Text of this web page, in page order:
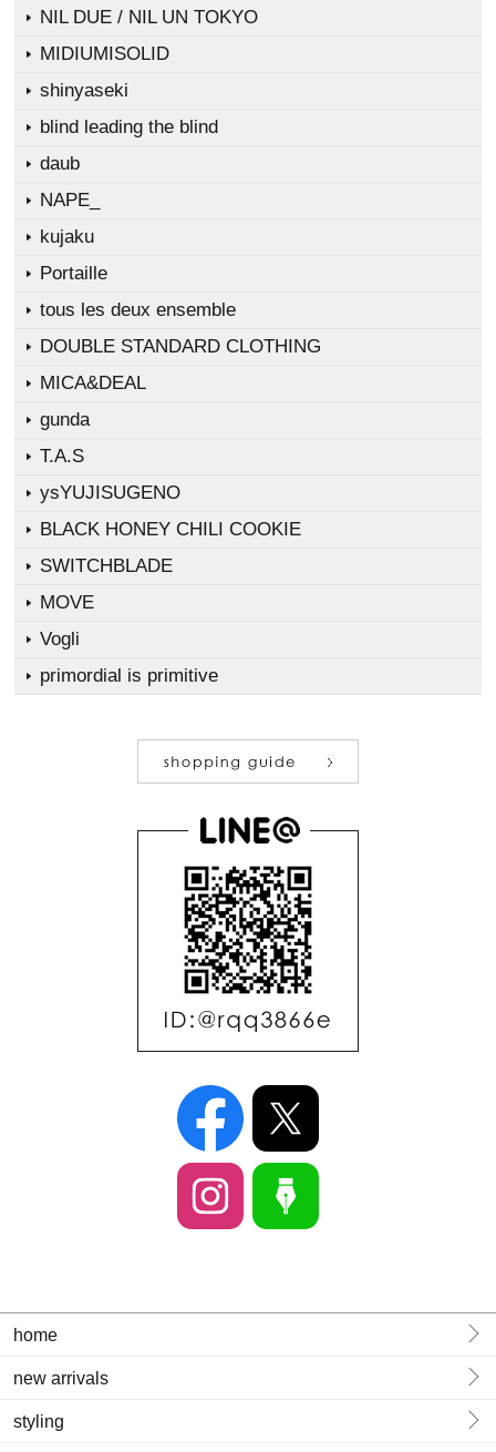
NIL DUE / NIL UN TOKYO
MIDIUMISOLID
shinyaseki
blind leading the blind
daub
NAPE_
kujaku
Portaille
tous les deux ensemble
DOUBLE STANDARD CLOTHING
MICA&DEAL
gunda
T.A.S
ysYUJISUGENO
BLACK HONEY CHILI COOKIE
SWITCHBLADE
MOVE
Vogli
primordial is primitive
home
new arrivals
styling